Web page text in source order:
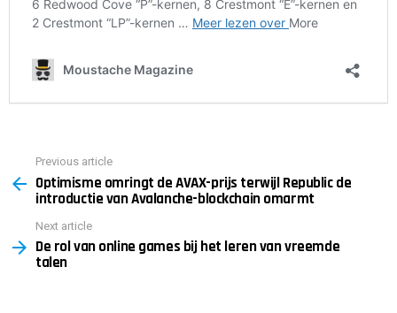
more
Previous article
Optimisme omringt de AVAX-prijs terwijl Republic de
introductie van Avalanche-blockchain omarmt
Next article
De rol van online games bij het leren van vreemde
talen